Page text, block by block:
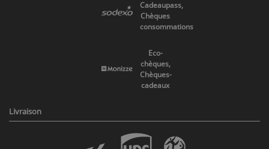
Cadeaupass,
Chèques
consommations
Eco-
chèques,
Chèques-
cadeaux
Livraison